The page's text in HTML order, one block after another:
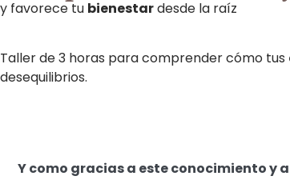
y favorece tu bienestardesde la raíz
Taller de 3 horas para comprender cómo tus
desequilibrios.
Y como gracias a este conocimiento y